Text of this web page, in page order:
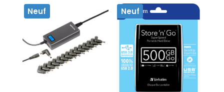
Neuf Neuf